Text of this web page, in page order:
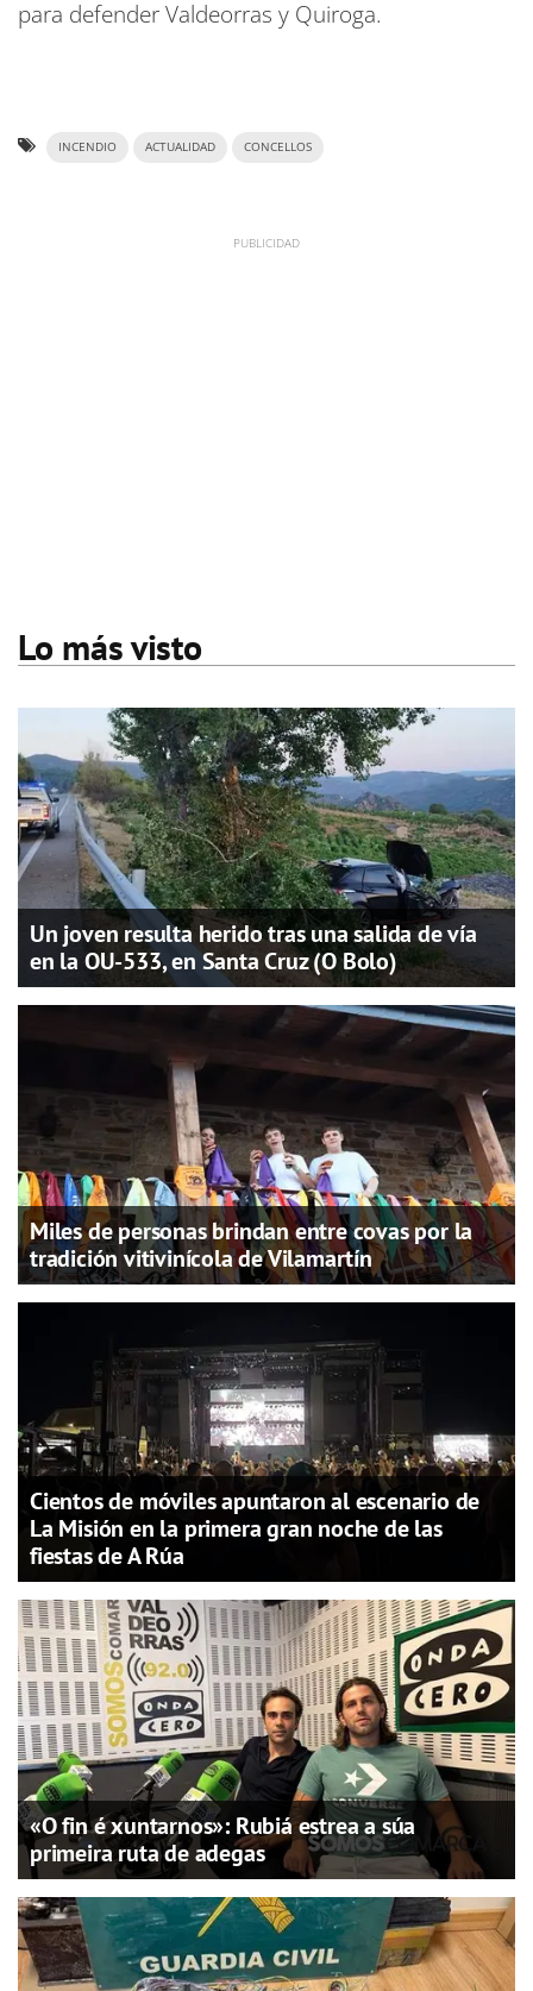
para defender Valdeorras y Quiroga.
INCENDIO ACTUALIDAD CONCELLOS
Lo más visto
Un joven resulta herido tras una salida de vía
en la OU-533, en Santa Cruz (O Bolo)
Miles de personas brindan entre covas por la
tradición vitivinícola de Vilamartín
Cientos de móviles apuntaron al escenario de
La Misión en la primera gran noche de las
fiestas de A Rúa
«O fin é xuntarnos»: Rubiá estrea a súa
primeira ruta de adegas